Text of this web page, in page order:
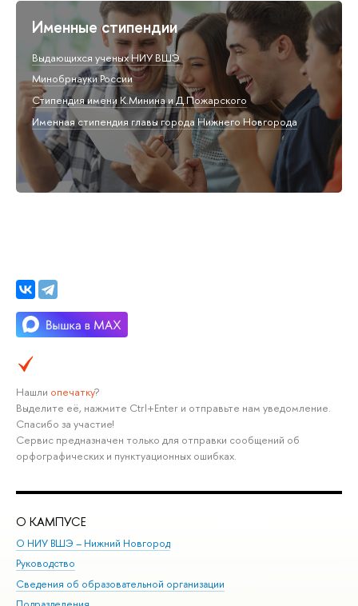
Именные стипендии
Выдающихся ученых НИУ ВШЭ
Минобрнауки России
Стипендия имени К.Минина и Д.Пожарского
Именная стипендия главы города Нижнего Новгорода
Нашли опечатку?
Выделите её, нажмите Ctrl+Enter и отправьте нам уведомление.
Спасибо за участие!
Сервис предназначен только для отправки сообщений об
орфографических и пунктуационных ошибках.
О КАМПУСЕ
О НИУ ВШЭ – Нижний Новгород
Руководство
Сведения об образовательной организации